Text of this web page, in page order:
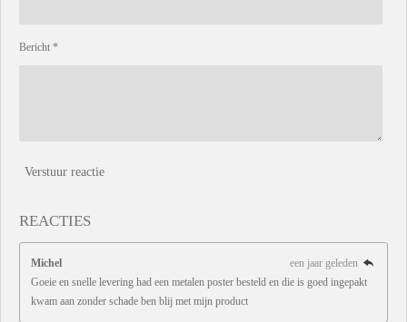
Bericht *
Verstuur reactie
REACTIES
Michel
een jaar geleden
Goeie en snelle levering had een metalen poster besteld en die is goed ingepakt
kwam aan zonder schade ben blij met mijn product